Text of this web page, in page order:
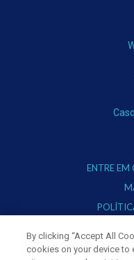
ENTRE
By clicking “Accept All
cookies on your device to